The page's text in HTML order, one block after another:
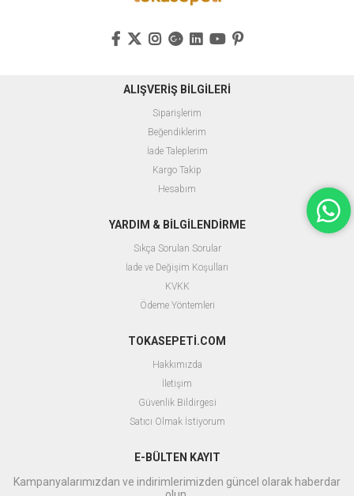
ALIŞVERİŞ BİLGİLERİ
Siparişlerim
Beğendiklerim
İade Taleplerim
Kargo Takip
Hesabım
YARDIM & BİLGİLENDİRME
Sıkça Sorulan Sorular
İade ve Değişim Koşulları
KVKK
Ödeme Yöntemleri
TOKASEPETİ.COM
Hakkımızda
İletişim
Güvenlik Bildirgesi
Satıcı Olmak İstiyorum
E-BÜLTEN KAYIT
Kampanyalarımızdan ve indirimlerimizden güncel olarak haberdar